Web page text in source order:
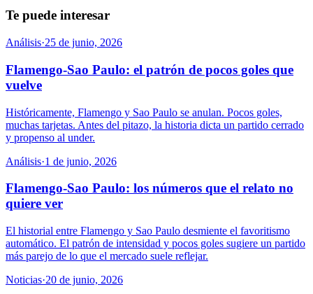
Te puede interesar
Análisis·25 de junio, 2026
Flamengo-Sao Paulo: el patrón de pocos goles que
vuelve
Históricamente, Flamengo y Sao Paulo se anulan. Pocos goles,
muchas tarjetas. Antes del pitazo, la historia dicta un partido cerrado
y propenso al under.
Análisis·1 de junio, 2026
Flamengo-Sao Paulo: los números que el relato no
quiere ver
El historial entre Flamengo y Sao Paulo desmiente el favoritismo
automático. El patrón de intensidad y pocos goles sugiere un partido
más parejo de lo que el mercado suele reflejar.
Noticias·20 de junio, 2026